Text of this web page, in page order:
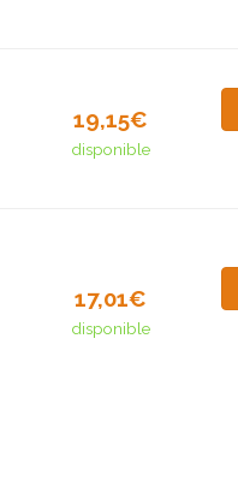
19,15€
disponible
17,01€
disponible